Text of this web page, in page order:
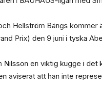
Hellström Bängs kommer
Prix) den 9 juni i tyska
Nilsson en viktig kugge i
aviserat att han inte